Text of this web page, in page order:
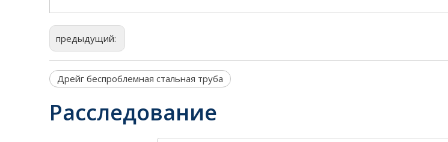
предыдущий:
Дрейг беспроблемная стальная труба
Расследование